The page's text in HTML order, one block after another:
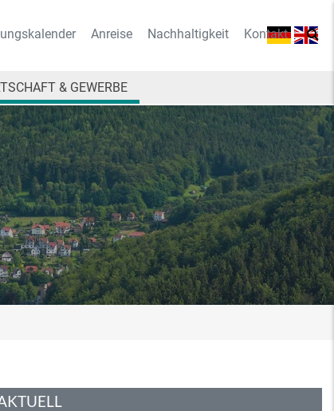
Anreise Nachhaltigkeit Kontakt
& GEWERBE